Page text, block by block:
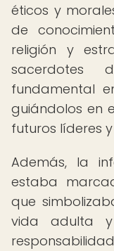
éticos y
de
religión y
sacerdotes
fundamental
guiándolos en
futuros líderes
Además, la
estaba
que
vida adulta